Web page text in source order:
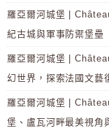
羅亞爾河城堡 |
紀古城與軍事防禦堡壘
羅亞爾河城堡 |
幻世界，探索法國文藝
羅亞爾河城堡 |
堡、盧瓦河畔最美視角